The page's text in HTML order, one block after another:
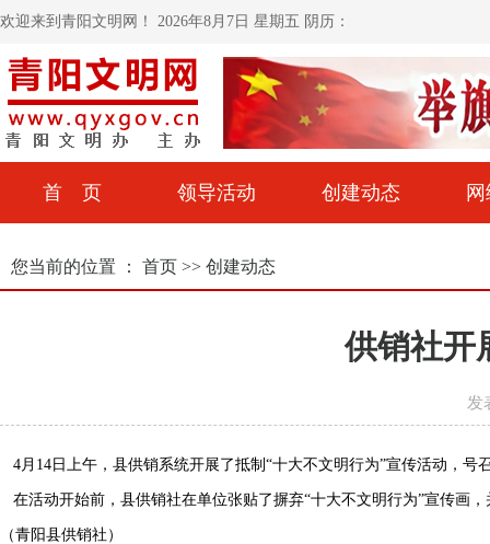
欢迎来到青阳文明网！ 2026年8月7日 星期五 阴历：
首 页 领导活动 创建动态
您当前的位置 ： 首页 >> 创建动态
供销社开
发
4月14日上午 ，县供销系统开展了抵制“十大不文明行为”宣传活动，
在活动开始前，县供销社在单位张贴了摒弃“十大不文明行为”宣传画
（青阳县供销社）